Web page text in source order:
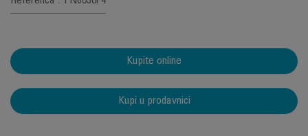
Kupite online
Kupi u prodavnici